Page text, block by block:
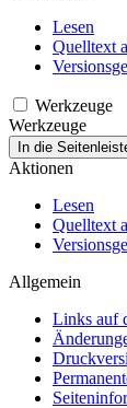
Lesen
Quelltext
Werkzeuge
Werkzeuge
In die
Aktionen
Lesen
Quelltext
Allgemein
Links auf